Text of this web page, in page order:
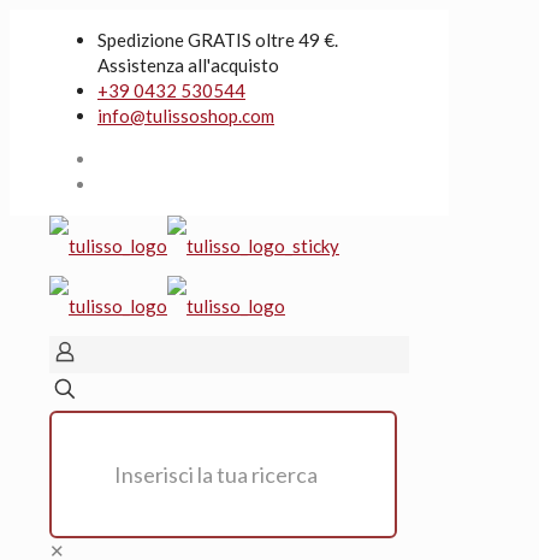
Spedizione GRATIS oltre 49 €.
Assistenza all'acquisto
+39 0432 530544
info@tulissoshop.com
✕